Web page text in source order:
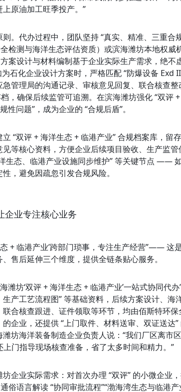
原油加工旺季投产。”
。代办过程中，团队坚持 “真实、精准、三重合
检测与海洋生态评估资质）或滨海潍坊本地权威
案设计与材料编制基于企业实际生产需求，绝不
石化企业设计方案时，严格匹配 “防爆设备 Exd
管理局的沟通记录、审核意见回复、联合核查
，确保后续监管可追溯。在滨海潍坊强化 “双评
问题”，成为企业的 “合规后盾”。
“双评 + 海洋生态 + 临港产业” 合规档案库，留
等核心资料，方便企业后续项目验收、生产监
生态、临港产业设施同步维护” 等关键节点 ——
，避免因疏忽引发合规风险。
企业专注核心业务
+ 临港产业’跨部门琐事，专注生产经营”—— 这
售后延伸三个维度，提供全链条贴心服务。
潍坊‘双评 + 海洋生态 + 临港产业’一站式协同代
产工艺流程图” 等基础资料，后续方案设计、海
合核查跟进、证件领取等环节，均由佰斯特环
企业，还提供 “上门取件、材料送审、双证送达
坊海洋装备制造企业负责人说：“我们厂区离市
门指导现场核查准备，省了太多时间和精力。”
企业实际需求：对首次办理 “双评” 的小微企业，
俗语言解读 “协同审批流程”“渤海湾生态与临